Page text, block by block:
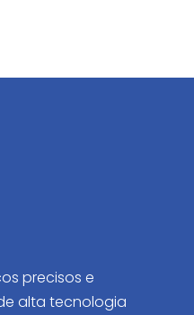
precisos e
alta tecnologia